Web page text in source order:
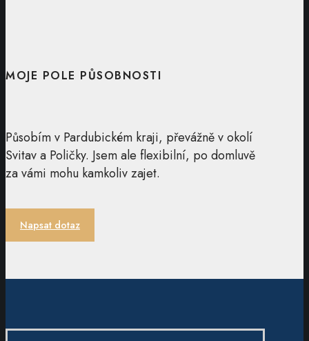
MOJE POLE PŮSOBNOSTI
Působím v Pardubickém kraji, převážně v okolí
Svitav a Poličky. Jsem ale flexibilní, po domluvě
za vámi mohu kamkoliv zajet.
Napsat dotaz